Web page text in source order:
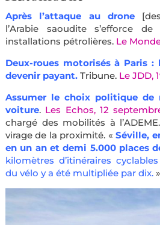
Après l’attaque au drone
l’Arabie saoudite s’efforce
installations pétrolières. Le
Deux-roues motorisés à Paris
devenir payant. Tribune. Le JDD,
Assumer le choix politique de
voiture. Les Echos, 12
chargé des mobilités à
virage de la proximité. «Séville,
en un an et demi 5.000 places
kilomètres d’itinéraires
du vélo y a été multipliée par dix. »